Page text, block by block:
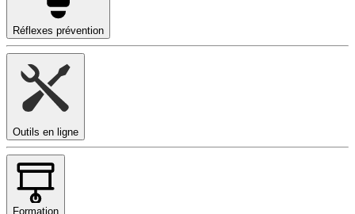
Réflexes prévention
Outils en ligne
Formation